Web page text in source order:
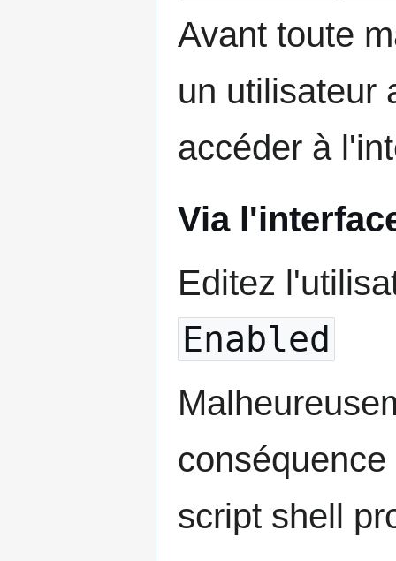
Avant toute
un utilisateur
accéder à
Via
Editez
Enabled
script shell